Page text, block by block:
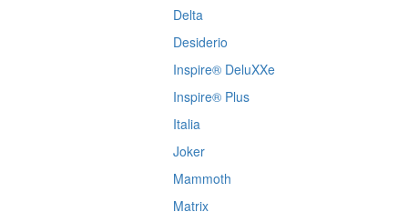
Delta
Desiderio
Inspire® DeluXXe
Inspire® Plus
Italia
Joker
Mammoth
Matrix